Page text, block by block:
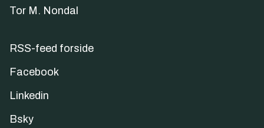
Tor M. Nondal
RSS-feed forside
Facebook
Linkedin
Bsky